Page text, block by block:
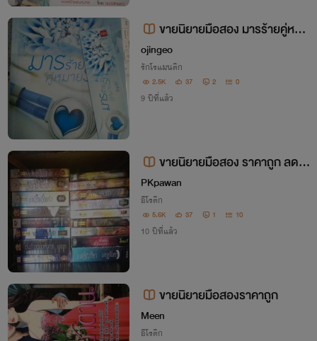
ขายนิยายมือสอง มารร้ายคู่หมา
ยรัก
ojingeo
รักโรแมนติก
2.5K 37 2 0
9 ปีที่แล้ว
ขายนิยายมือสอง ราคาถูก ลด 4
0-70%
PKpawan
อีโรติก
5.6K 37 1 10
10 ปีที่แล้ว
ขายนิยายมือสองราคาถูก
Meen
อีโรติก